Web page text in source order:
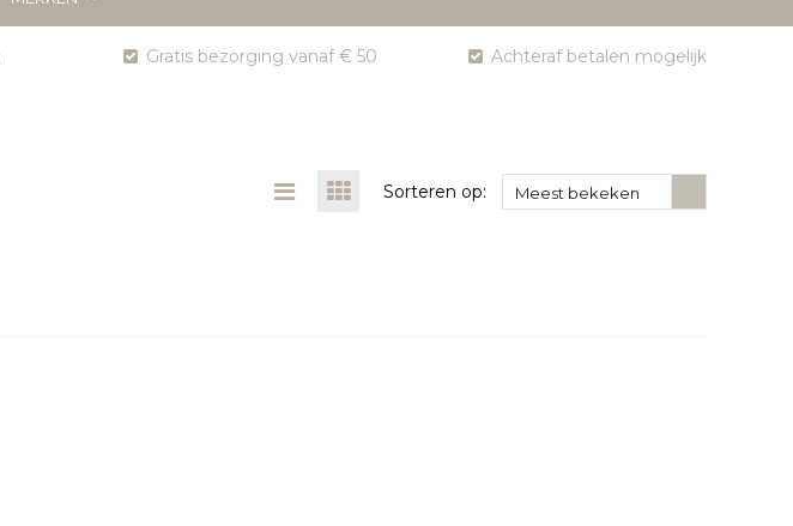
Gratis bezorging vanaf € 50 Achteraf betalen mogelijk
Sorteren op: Meest bekeken